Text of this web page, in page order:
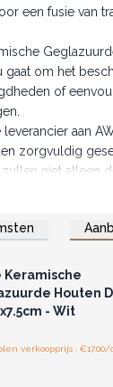
een fusie van
om het
of
aan
zorgvuldig
niet alleen
- verzeker uw
in of registreer u voor
groothandelsprijzen.
Keramische
Houten
- Wit
verkoopprijs : €17.00/